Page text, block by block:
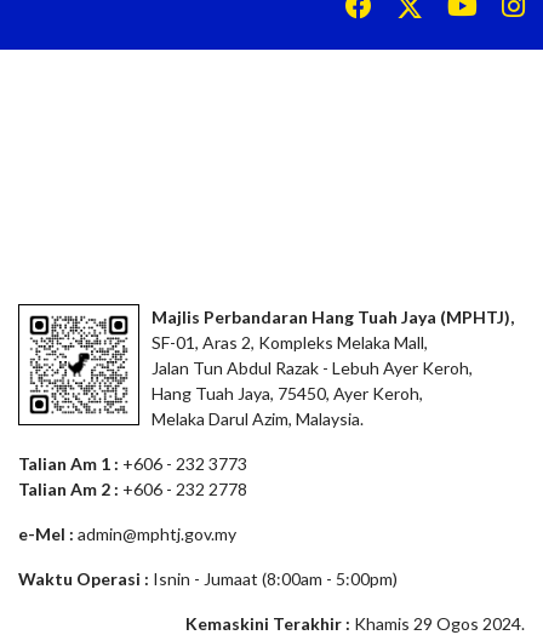
Majlis Perbandaran Hang Tuah Jaya (MPHTJ),
SF-01, Aras 2, Kompleks Melaka Mall,
Jalan Tun Abdul Razak - Lebuh Ayer Keroh,
Hang Tuah Jaya, 75450, Ayer Keroh,
Melaka Darul Azim, Malaysia.
Talian Am 1 : +606 - 232 3773
Talian Am 2 : +606 - 232 2778
e-Mel : admin@mphtj.gov.my
Waktu Operasi : Isnin - Jumaat (8:00am - 5:00pm)
Kemaskini Terakhir : Khamis 29 Ogos 2024.